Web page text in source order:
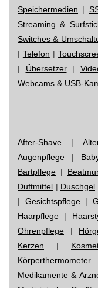
Speichermedien |
Streaming &
Switches &
| Telefon |
| Übersetzer|
Webcams & USB-
After-Shave |
Augenpflege |
Bartpflege |
Duftmittel | Duschgel
| Gesichtspflege|
Haarpflege |
Ohrenpflege |
Kerzen |
Körperthermometer
Medikamente &